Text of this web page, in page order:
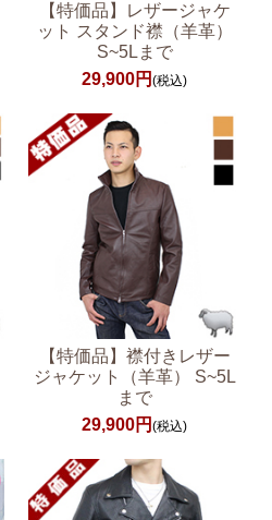
【特価品】レザージャケ
ット スタンド襟（羊革）
S~5Lまで
29,900円(税込)
【特価品】襟付きレザー
ジャケット（羊革） S~5L
まで
29,900円(税込)